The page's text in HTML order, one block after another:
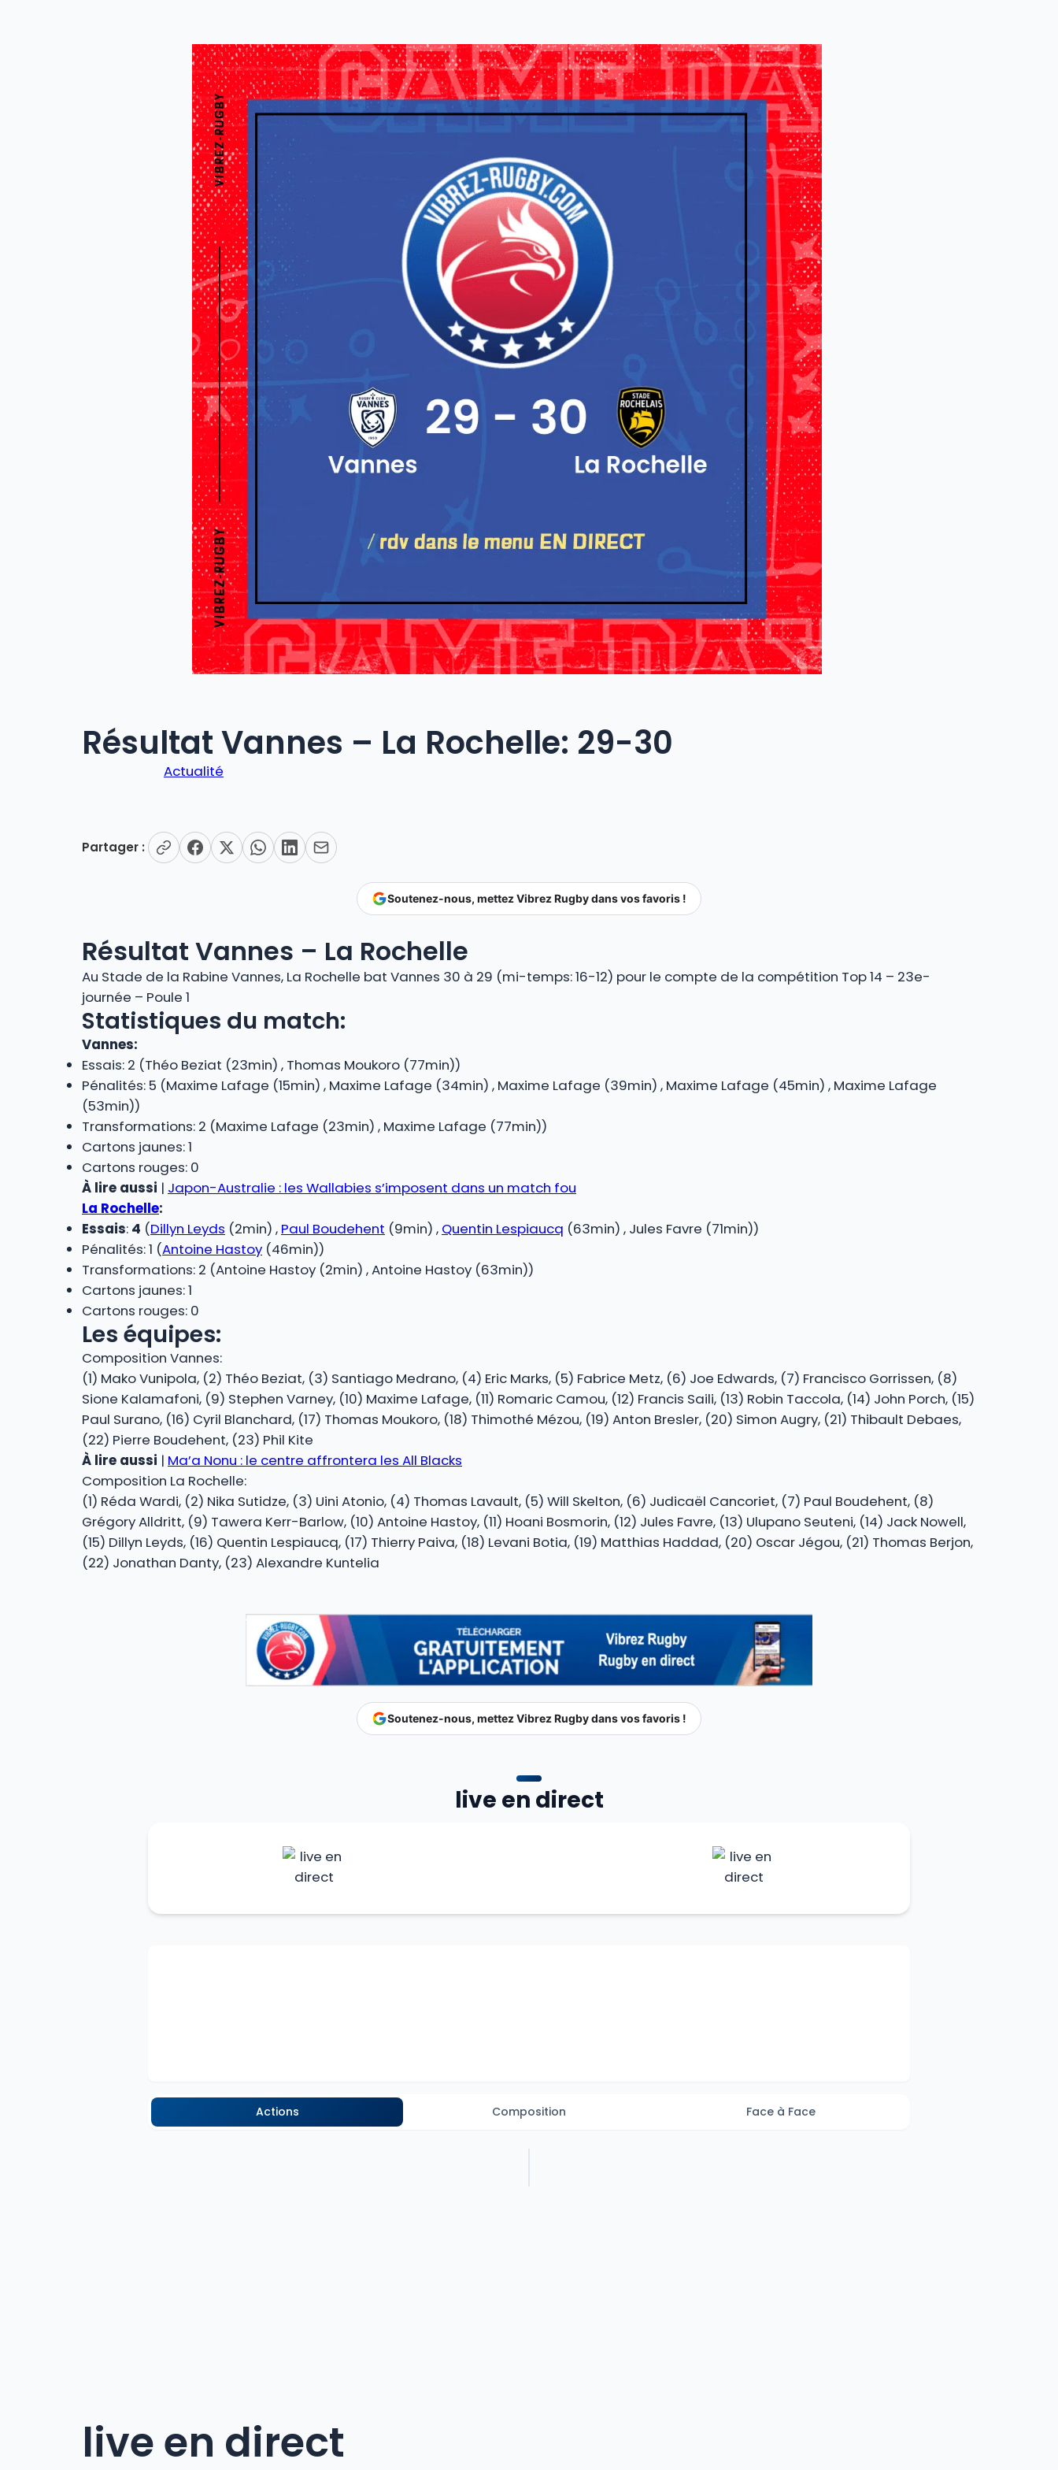
Résultat Vannes – La Rochelle: 29-30
Actualité
Partager :
Soutenez-nous, mettez Vibrez Rugby dans vos favoris !
Résultat Vannes – La Rochelle
Au Stade de la Rabine Vannes, La Rochelle bat Vannes 30 à 29 (mi-temps: 16-12) pour le compte de la compétition Top 14 – 23e-
journée – Poule 1
Statistiques du match:
Vannes:
Essais: 2 (Théo Beziat (23min) , Thomas Moukoro (77min))
Pénalités: 5 (Maxime Lafage (15min) , Maxime Lafage (34min) , Maxime Lafage (39min) , Maxime Lafage (45min) , Maxime Lafage
(53min))
Transformations: 2 (Maxime Lafage (23min) , Maxime Lafage (77min))
Cartons jaunes: 1
Cartons rouges: 0
À lire aussi | Japon-Australie : les Wallabies s’imposent dans un match fou
La Rochelle:
Essais: 4 (Dillyn Leyds (2min) , Paul Boudehent (9min) , Quentin Lespiaucq (63min) , Jules Favre (71min))
Pénalités: 1 (Antoine Hastoy (46min))
Transformations: 2 (Antoine Hastoy (2min) , Antoine Hastoy (63min))
Cartons jaunes: 1
Cartons rouges: 0
Les équipes:
Composition Vannes:
(1) Mako Vunipola, (2) Théo Beziat, (3) Santiago Medrano, (4) Eric Marks, (5) Fabrice Metz, (6) Joe Edwards, (7) Francisco Gorrissen, (8)
Sione Kalamafoni, (9) Stephen Varney, (10) Maxime Lafage, (11) Romaric Camou, (12) Francis Saili, (13) Robin Taccola, (14) John Porch, (15)
Paul Surano, (16) Cyril Blanchard, (17) Thomas Moukoro, (18) Thimothé Mézou, (19) Anton Bresler, (20) Simon Augry, (21) Thibault Debaes,
(22) Pierre Boudehent, (23) Phil Kite
À lire aussi | Ma’a Nonu : le centre affrontera les All Blacks
Composition La Rochelle:
(1) Réda Wardi, (2) Nika Sutidze, (3) Uini Atonio, (4) Thomas Lavault, (5) Will Skelton, (6) Judicaël Cancoriet, (7) Paul Boudehent, (8)
Grégory Alldritt, (9) Tawera Kerr-Barlow, (10) Antoine Hastoy, (11) Hoani Bosmorin, (12) Jules Favre, (13) Ulupano Seuteni, (14) Jack Nowell,
(15) Dillyn Leyds, (16) Quentin Lespiaucq, (17) Thierry Paiva, (18) Levani Botia, (19) Matthias Haddad, (20) Oscar Jégou, (21) Thomas Berjon,
(22) Jonathan Danty, (23) Alexandre Kuntelia
Soutenez-nous, mettez Vibrez Rugby dans vos favoris !
live en direct
Actions Composition Face à Face
live en direct